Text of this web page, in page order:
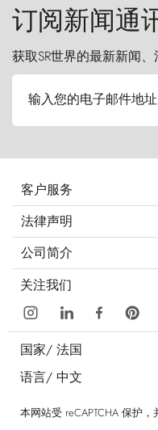
订阅新闻通
获取SR世界的最新新闻
输入您的电子邮件地址
客户服务
法律声明
公司简介
关注我们
国家/ 法国
语言/ 中文
本网站受 reCAPTCHA 保护